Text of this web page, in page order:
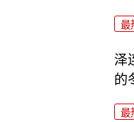
最
泽
的
最